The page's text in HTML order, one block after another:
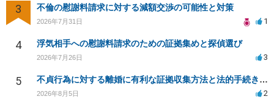
3 不倫の慰謝料請求に対する減額交渉の可能性と対策
2026年7月31日 1
4 浮気相手への慰謝料請求のための証拠集めと探偵選び
2026年7月26日 3
5 不貞行為に対する離婚に有利な証拠収集方法と法的手続きについて
2026年8月5日 2